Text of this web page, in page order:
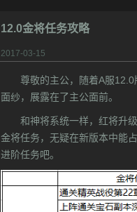
12.0金将任务攻略
2017-03-15
尊敬的主公，随着A服
面纱，展露在了主公面前。
和神将系统一样，红将升
金将任务，无疑在新版本中能
进阶任务吧。